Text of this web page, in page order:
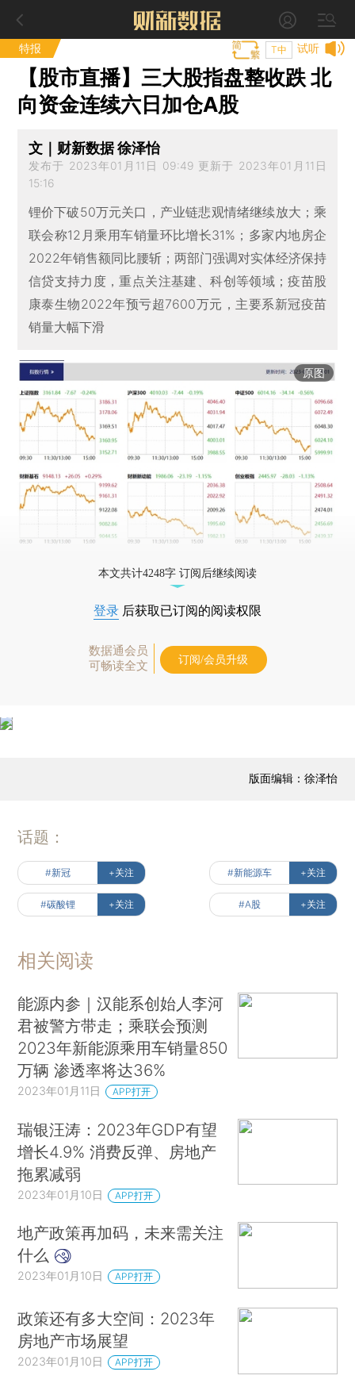
特报 试听
T中
【股市直播】三大股指盘整收跌 北
向资金连续六日加仓A股
文｜财新数据 徐泽怡
发布于 2023年01月11日 09:49 更新于 2023年01月11日
15:16
锂价下破50万元关口，产业链悲观情绪继续放大；乘
联会称12月乘用车销量环比增长31%；多家内地房企
2022年销售额同比腰斩；两部门强调对实体经济保持
信贷支持力度，重点关注基建、科创等领域；疫苗股
康泰生物2022年预亏超7600万元，主要系新冠疫苗
销量大幅下滑
原图
本文共计4248字 订阅后继续阅读
登录 后获取已订阅的阅读权限
数据通会员
可畅读全文
订阅/会员升级
版面编辑：徐泽怡
话题：
#新冠 +关注 #新能源车 +关注
#碳酸锂 +关注 #A股 +关注
相关阅读
能源内参｜汉能系创始人李河
君被警方带走；乘联会预测
2023年新能源乘用车销量850
万辆 渗透率将达36%
2023年01月11日 APP打开
瑞银汪涛：2023年GDP有望
增长4.9% 消费反弹、房地产
拖累减弱
2023年01月10日 APP打开
地产政策再加码，未来需关注
什么
2023年01月10日 APP打开
政策还有多大空间：2023年
房地产市场展望
2023年01月10日 APP打开